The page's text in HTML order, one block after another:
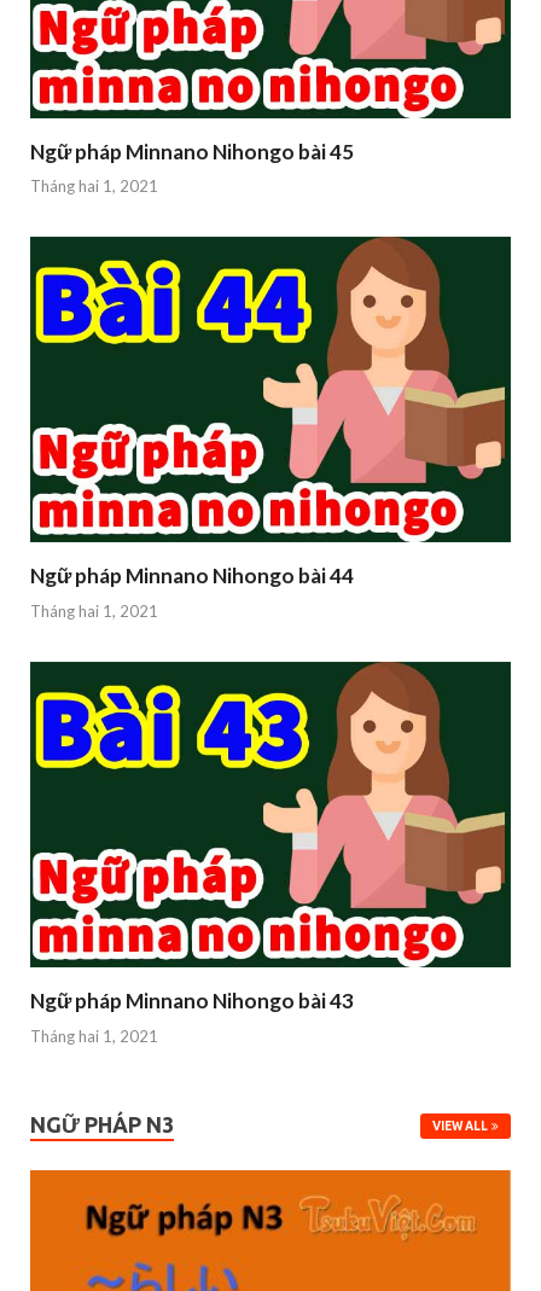
Ngữ pháp Minnano Nihongo bài 45
Tháng hai 1, 2021
Ngữ pháp Minnano Nihongo bài 44
Tháng hai 1, 2021
Ngữ pháp Minnano Nihongo bài 43
Tháng hai 1, 2021
NGỮ PHÁP N3 VIEW ALL